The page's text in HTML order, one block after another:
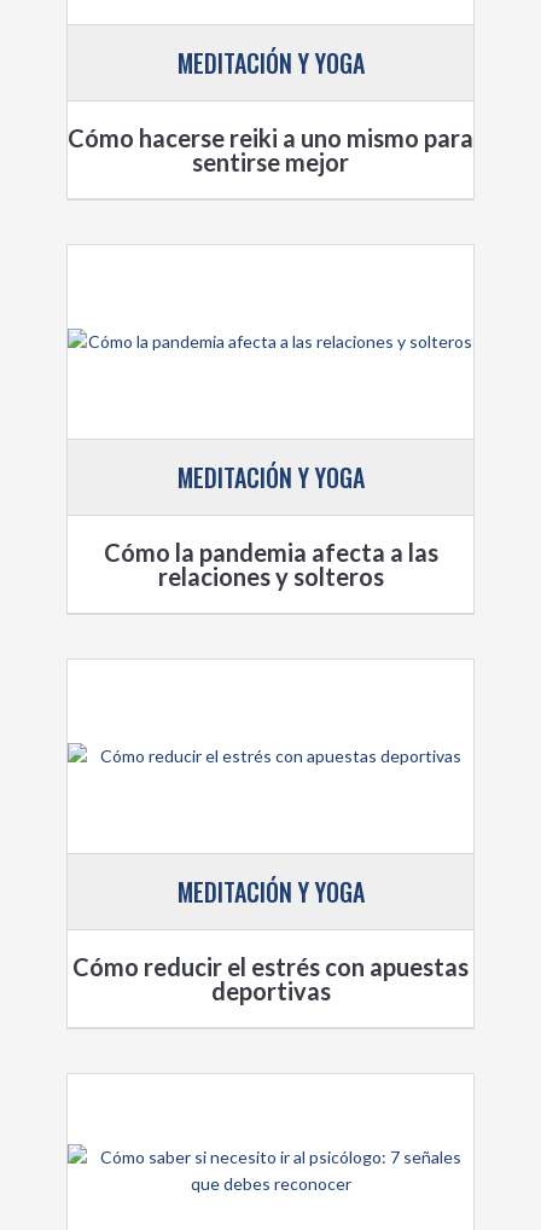
MEDITACIÓN Y YOGA
Cómo hacerse reiki a uno mismo para
sentirse mejor
MEDITACIÓN Y YOGA
Cómo la pandemia afecta a las
relaciones y solteros
MEDITACIÓN Y YOGA
Cómo reducir el estrés con apuestas
deportivas